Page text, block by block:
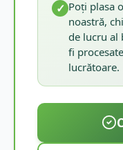
✓ Poți plasa
noastră,
de lucru al
fi
lucrătoare.